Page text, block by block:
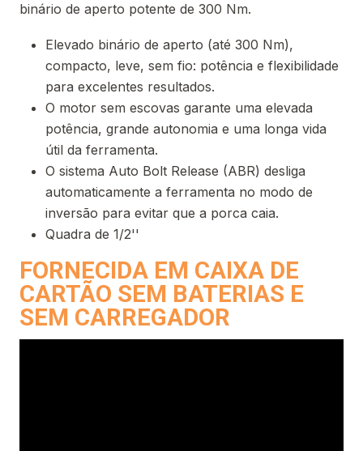
binário de aperto potente de 300 Nm.
Elevado binário de aperto (até 300 Nm),
compacto, leve, sem fio: potência e flexibilidade
para excelentes resultados.
O motor sem escovas garante uma elevada
potência, grande autonomia e uma longa vida
útil da ferramenta.
O sistema Auto Bolt Release (ABR) desliga
automaticamente a ferramenta no modo de
inversão para evitar que a porca caia.
Quadra de 1/2''
FORNECIDA EM CAIXA DE
CARTÃO SEM BATERIAS E
SEM CARREGADOR